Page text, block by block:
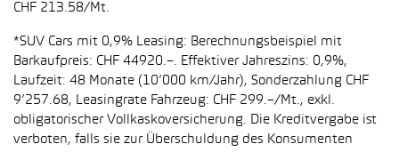
CHF 213.58/Mt.
*SUV Cars mit 0,9% Leasing: Berechnungsbeispiel mit
Barkaufpreis: CHF 44920.–. Effektiver Jahreszins: 0,9%,
Laufzeit: 48 Monate (10’000 km/Jahr), Sonderzahlung CHF
9’257.68, Leasingrate Fahrzeug: CHF 299.–/Mt., exkl.
obligatorischer Vollkaskoversicherung. Die Kreditvergabe ist
verboten, falls sie zur Überschuldung des Konsumenten